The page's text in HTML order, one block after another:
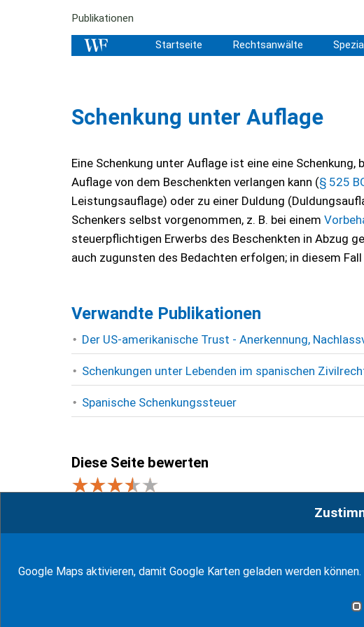
Publikationen
Startseite Rechtsanwälte
Schenkung unter Auflage
Eine Schenkung unter Auflage ist eine eine
Auflage von dem Beschenkten verlangen kann (§ 525
Leistungsauflage) oder zu einer Duldung
Schenkers selbst vorgenommen, z. B. bei einem
steuerpflichtigen Erwerbs des Beschenkten in Abzug
auch zugunsten des Bedachten erfolgen; in diesem
Verwandte Publikationen
Der US-amerikanische Trust - Anerkennung,
Schenkungen unter Lebenden im spanischen
Spanische Schenkungssteuer
Diese Seite bewerten
Google Maps aktivieren, damit Google Karten geladen werden können.